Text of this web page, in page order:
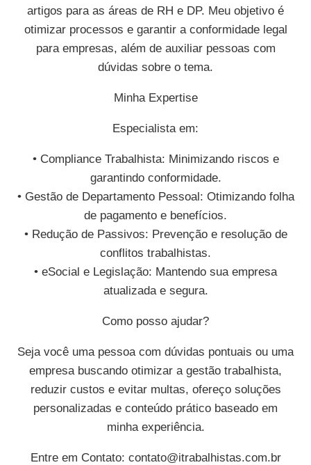
artigos para as áreas de RH e DP. Meu objetivo é
otimizar processos e garantir a conformidade legal
para empresas, além de auxiliar pessoas com
dúvidas sobre o tema.
Minha Expertise
Especialista em:
• Compliance Trabalhista: Minimizando riscos e
garantindo conformidade.
• Gestão de Departamento Pessoal: Otimizando folha
de pagamento e benefícios.
• Redução de Passivos: Prevenção e resolução de
conflitos trabalhistas.
• eSocial e Legislação: Mantendo sua empresa
atualizada e segura.
Como posso ajudar?
Seja você uma pessoa com dúvidas pontuais ou uma
empresa buscando otimizar a gestão trabalhista,
reduzir custos e evitar multas, ofereço soluções
personalizadas e conteúdo prático baseado em
minha experiência.
Entre em Contato: contato@itrabalhistas.com.br